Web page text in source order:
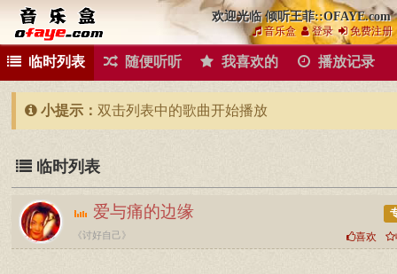
欢迎光临 倾听王菲::OFAYE.com
音乐盒 登录 免费注册
临时列表 随便听听 我喜欢的 播放记录
小提示： 双击列表中的歌曲开始播放
临时列表
喜欢
爱与痛的边缘
《讨好自己》